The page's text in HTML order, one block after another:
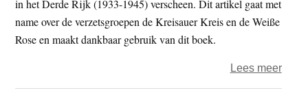
in het Derde Rijk (1933-1945) verscheen. Dit artikel gaat met
name over de verzetsgroepen de Kreisauer Kreis en de Weiße
Rose en maakt dankbaar gebruik van dit boek.
Lees meerover